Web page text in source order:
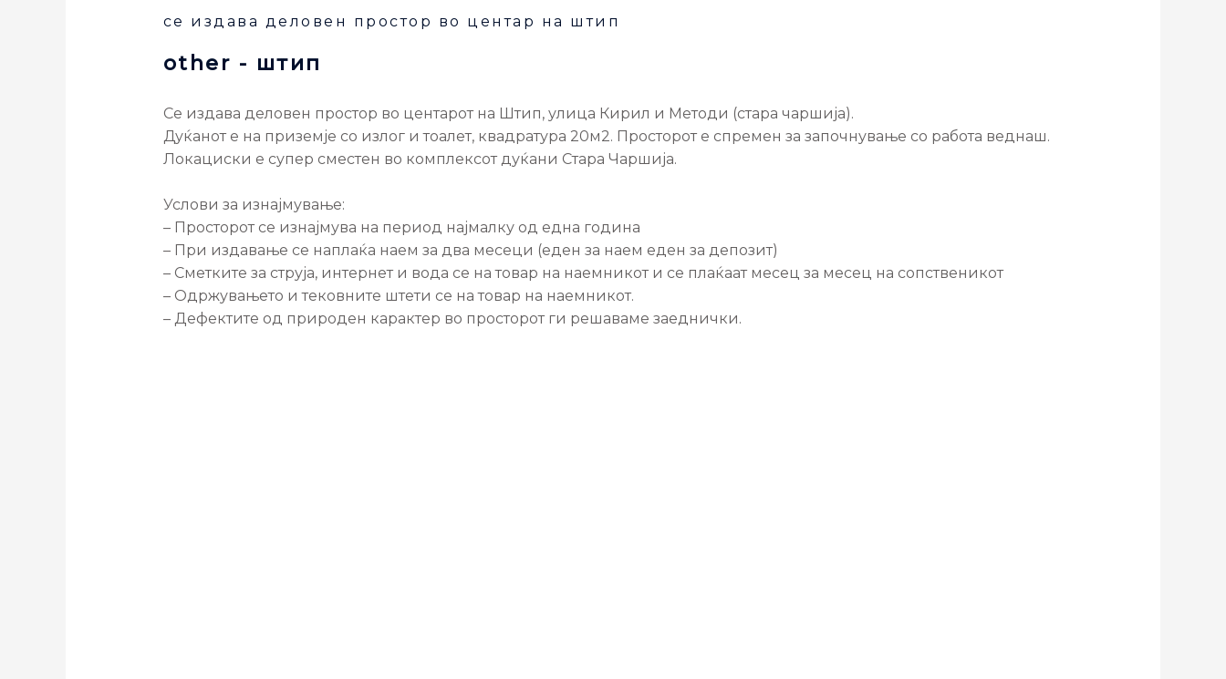
се издава деловен простор во центар на штип
other - штип
Се издава деловен простор во центарот на Штип, улица Кирил и Методи (стара чаршија).
Дуќанот е на приземје со излог и тоалет, квадратура 20м2. Просторот е спремен за започнување со работа веднаш.
Локациски е супер сместен во комплексот дуќани Стара Чаршија.
Услови за изнајмување:
– Просторот се изнајмува на период најмалку од една година
– При издавање се наплаќа наем за два месеци (еден за наем еден за депозит)
– Сметките за струја, интернет и вода се на товар на наемникот и се плаќаат месец за месец на сопственикот
– Одржувањето и тековните штети се на товар на наемникот.
– Дефектите од природен карактер во просторот ги решаваме заеднички.